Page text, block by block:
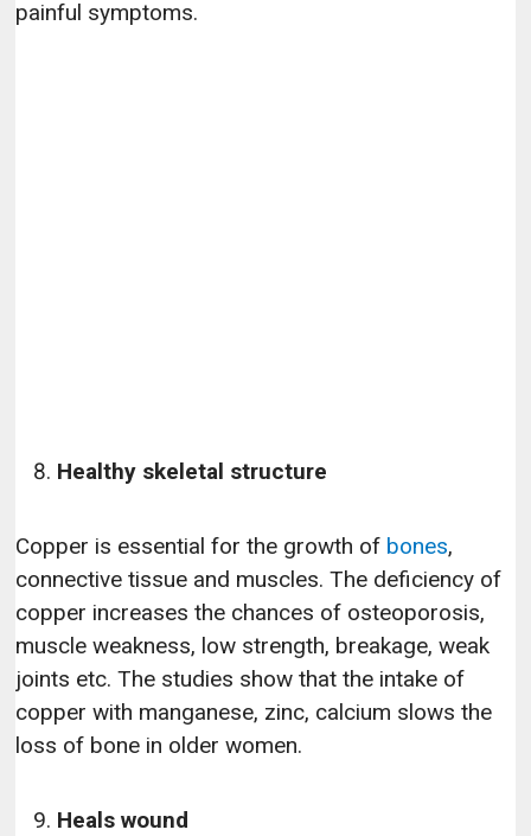
painful symptoms.
Healthy skeletal structure
Copper is essential for the growth of bones,
connective tissue and muscles. The deficiency of
copper increases the chances of osteoporosis,
muscle weakness, low strength, breakage, weak
joints etc. The studies show that the intake of
copper with manganese, zinc, calcium slows the
loss of bone in older women.
Heals wound